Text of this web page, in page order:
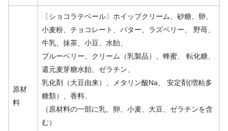
原材
料
〔ショコラテベール〕ホイップクリーム、砂糖、卵、
小麦粉、チョコレート、バター、ラズベリー、 野苺、
牛乳、抹茶、小豆、水飴、
ブルーベリー、クリーム（乳製品）、蜂蜜、 転化糖、
還元麦芽糖水飴、ゼラチン、
乳化剤（大豆由来）、メタリン酸Na、 安定剤(増粘多
糖類）、香料、
（原材料の一部に乳、卵、小麦、大豆、ゼラチンを含
む）